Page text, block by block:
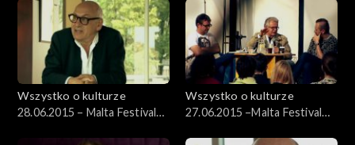
Wszystko o kulturze
28.06.2015 – Malta Festival
Wszystko o kulturze
27.06.2015 –Malta Festival